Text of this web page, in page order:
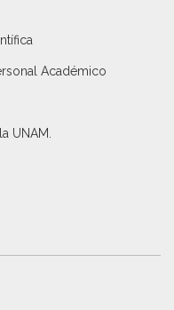
Académico
UNAM.